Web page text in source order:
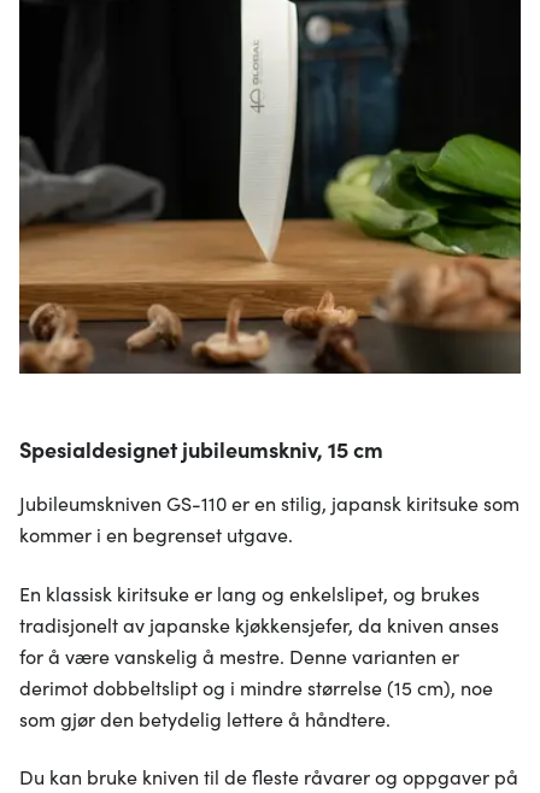
Spesialdesignet jubileumskniv, 15 cm
Jubileumskniven GS-110 er en stilig, japansk kiritsuke som
kommer i en begrenset utgave.
En klassisk kiritsuke er lang og enkelslipet, og brukes
tradisjonelt av japanske kjøkkensjefer, da kniven anses
for å være vanskelig å mestre. Denne varianten er
derimot dobbeltslipt og i mindre størrelse (15 cm), noe
som gjør den betydelig lettere å håndtere.
Du kan bruke kniven til de fleste råvarer og oppgaver på